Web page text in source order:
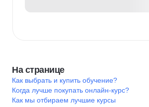
На странице
Как выбрать и купить обучение?
Когда лучше покупать онлайн-курс?
Как мы отбираем лучшие курсы